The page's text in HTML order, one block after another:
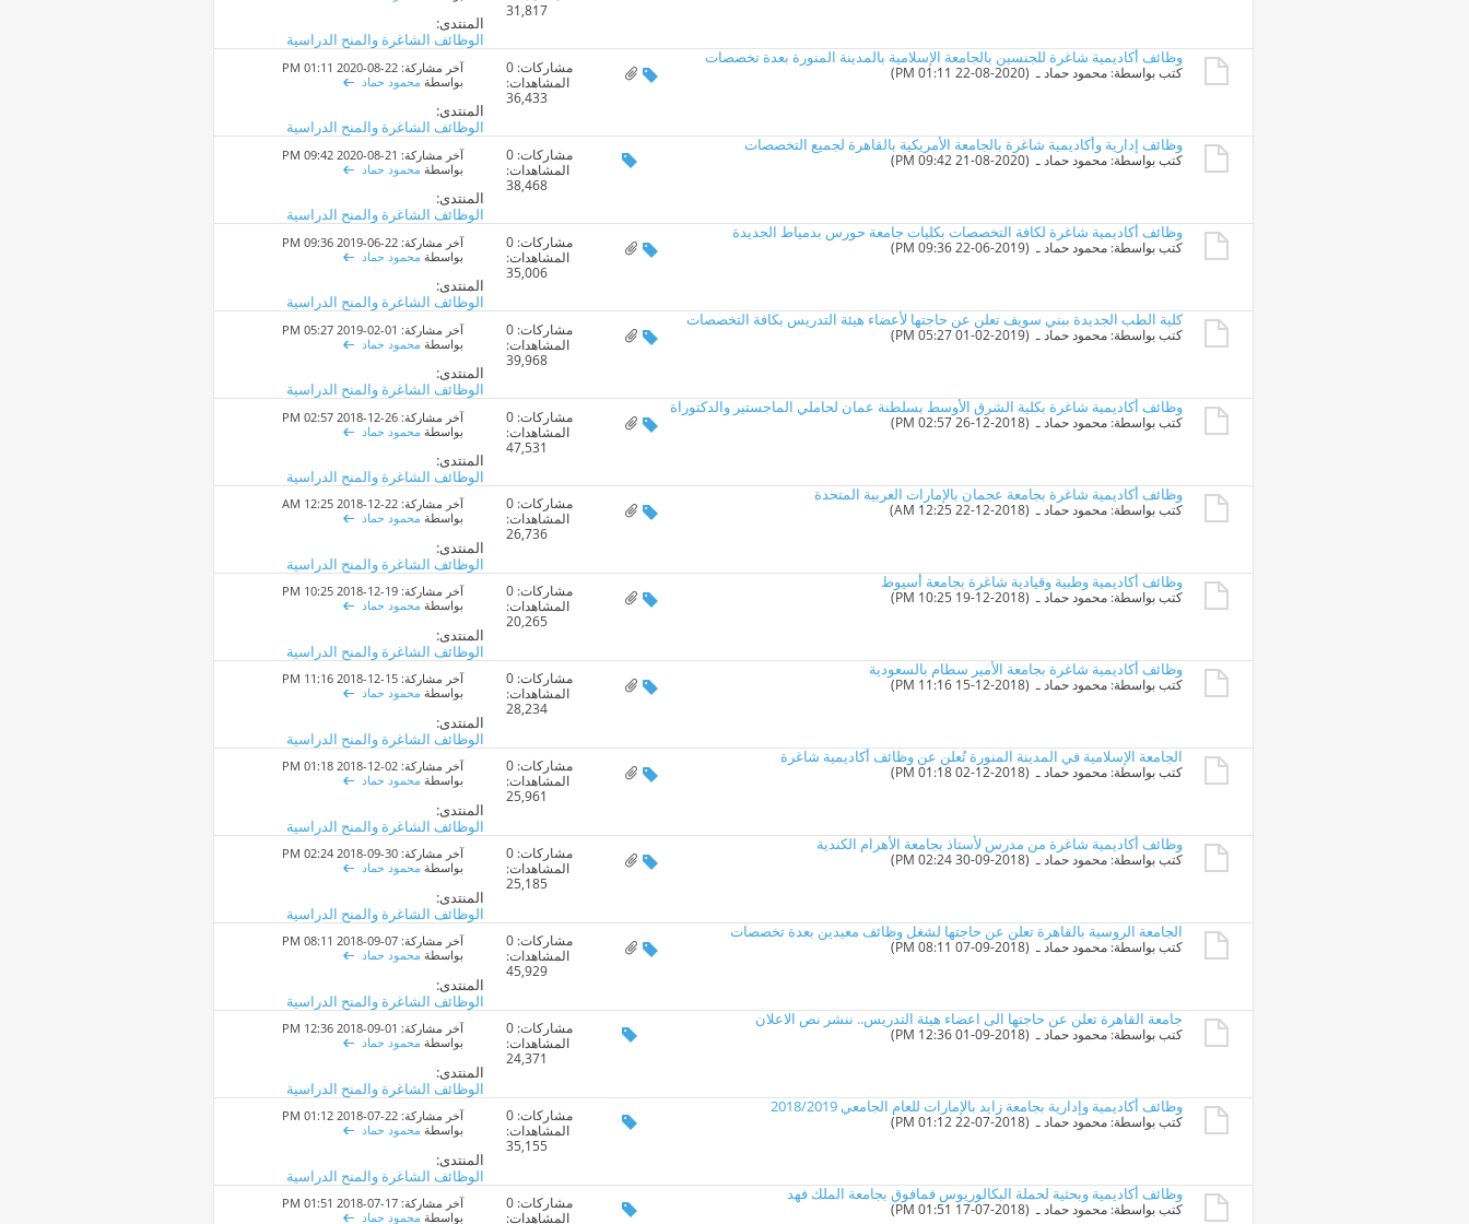
31,817
المنتدى:
الوظائف الشاغرة والمنح الدراسية
وظائف أكاديمية شاغرة للجنسين بالجامعة الإسلامية بالمدينة المنورة بعدة تخصصات
كتب بواسطة: محمود حمادـ ‏ (22-08-2020 01:11 PM) مشاركات: 0
المشاهدات:
36,433
آخر مشاركة: 22-08-2020
01:11 PM
بواسطة محمود حماد
المنتدى:
الوظائف الشاغرة والمنح الدراسية
وظائف إدارية وأكاديمية شاغرة بالجامعة الأمريكية بالقاهرة لجميع التخصصات
كتب بواسطة: محمود حمادـ ‏ (21-08-2020 09:42 PM) مشاركات: 0
المشاهدات:
38,468
آخر مشاركة: 21-08-2020
09:42 PM
بواسطة محمود حماد
المنتدى:
الوظائف الشاغرة والمنح الدراسية
وظائف أكاديمية شاغرة لكافة التخصصات بكليات جامعة حورس بدمياط الجديدة
كتب بواسطة: محمود حمادـ ‏ (22-06-2019 09:36 PM) مشاركات: 0
المشاهدات:
35,006
آخر مشاركة: 22-06-2019
09:36 PM
بواسطة محمود حماد
المنتدى:
الوظائف الشاغرة والمنح الدراسية
كلية الطب الجديدة ببني سويف تعلن عن حاجتها لأعضاء هيئة التدريس بكافة التخصصات
كتب بواسطة: محمود حمادـ ‏ (01-02-2019 05:27 PM) مشاركات: 0
المشاهدات:
39,968
آخر مشاركة: 01-02-2019
05:27 PM
بواسطة محمود حماد
المنتدى:
الوظائف الشاغرة والمنح الدراسية
وظائف أكاديمية شاغرة بكلية الشرق الأوسط بسلطنة عمان لحاملي الماجستير والدكتوراة
كتب بواسطة: محمود حمادـ ‏ (26-12-2018 02:57 PM) مشاركات: 0
المشاهدات:
47,531
آخر مشاركة: 26-12-2018
02:57 PM
بواسطة محمود حماد
المنتدى:
الوظائف الشاغرة والمنح الدراسية
وظائف أكاديمية شاغرة بجامعة عجمان بالإمارات العربية المتحدة
كتب بواسطة: محمود حمادـ ‏ (22-12-2018 12:25 AM) مشاركات: 0
المشاهدات:
26,736
آخر مشاركة: 22-12-2018
12:25 AM
بواسطة محمود حماد
المنتدى:
الوظائف الشاغرة والمنح الدراسية
وظائف أكاديمية وطبية وقيادية شاغرة بجامعة أسيوط
كتب بواسطة: محمود حمادـ ‏ (19-12-2018 10:25 PM) مشاركات: 0
المشاهدات:
20,265
آخر مشاركة: 19-12-2018
10:25 PM
بواسطة محمود حماد
المنتدى:
الوظائف الشاغرة والمنح الدراسية
وظائف أكاديمية شاغرة بجامعة الأمير سطام بالسعودية
كتب بواسطة: محمود حمادـ ‏ (15-12-2018 11:16 PM) مشاركات: 0
المشاهدات:
28,234
آخر مشاركة: 15-12-2018
11:16 PM
بواسطة محمود حماد
المنتدى:
الوظائف الشاغرة والمنح الدراسية
الجامعة الإسلامية في المدينة المنورة تُعلن عن وظائف أكاديمية شاغرة
كتب بواسطة: محمود حمادـ ‏ (02-12-2018 01:18 PM) مشاركات: 0
المشاهدات:
25,961
آخر مشاركة: 02-12-2018
01:18 PM
بواسطة محمود حماد
المنتدى:
الوظائف الشاغرة والمنح الدراسية
وظائف أكاديمية شاغرة من مدرس لأستاذ بجامعة الأهرام الكندية
كتب بواسطة: محمود حمادـ ‏ (30-09-2018 02:24 PM) مشاركات: 0
المشاهدات:
25,185
آخر مشاركة: 30-09-2018
02:24 PM
بواسطة محمود حماد
المنتدى:
الوظائف الشاغرة والمنح الدراسية
الجامعة الروسية بالقاهرة تعلن عن حاجتها لشغل وظائف معيدين بعدة تخصصات
كتب بواسطة: محمود حمادـ ‏ (07-09-2018 08:11 PM) مشاركات: 0
المشاهدات:
45,929
آخر مشاركة: 07-09-2018
08:11 PM
بواسطة محمود حماد
المنتدى:
الوظائف الشاغرة والمنح الدراسية
جامعة القاهرة تعلن عن حاجتها الى اعضاء هيئة التدريس.. ننشر نص الاعلان
كتب بواسطة: محمود حمادـ ‏ (01-09-2018 12:36 PM) مشاركات: 0
المشاهدات:
24,371
آخر مشاركة: 01-09-2018
12:36 PM
بواسطة محمود حماد
المنتدى:
الوظائف الشاغرة والمنح الدراسية
وظائف أكاديمية وإدارية بجامعة زايد بالإمارات للعام الجامعي 2018/2019
كتب بواسطة: محمود حمادـ ‏ (22-07-2018 01:12 PM) مشاركات: 0
المشاهدات:
35,155
آخر مشاركة: 22-07-2018
01:12 PM
بواسطة محمود حماد
المنتدى:
الوظائف الشاغرة والمنح الدراسية
وظائف أكاديمية وبحثية لحملة البكالوريوس فمافوق بجامعة الملك فهد
كتب بواسطة: محمود حمادـ ‏ (17-07-2018 01:51 PM) مشاركات: 0
المشاهدات:
آخر مشاركة: 17-07-2018
01:51 PM
بواسطة محمود حماد